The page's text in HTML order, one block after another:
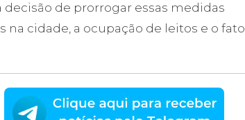
de prorrogar essas medidas
cidade, a ocupação de leitos e o fato